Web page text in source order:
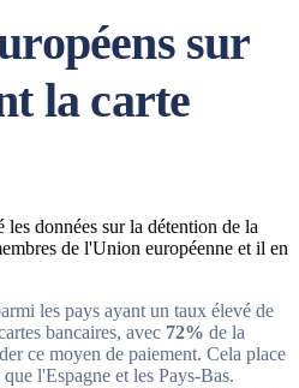
sur
la carte
données sur la détention de la
de l'Union européenne et il en
les pays ayant un taux élevé de
bancaires, avec 72% de la
ce moyen de paiement. Cela place
l'Espagne et les Pays-Bas.